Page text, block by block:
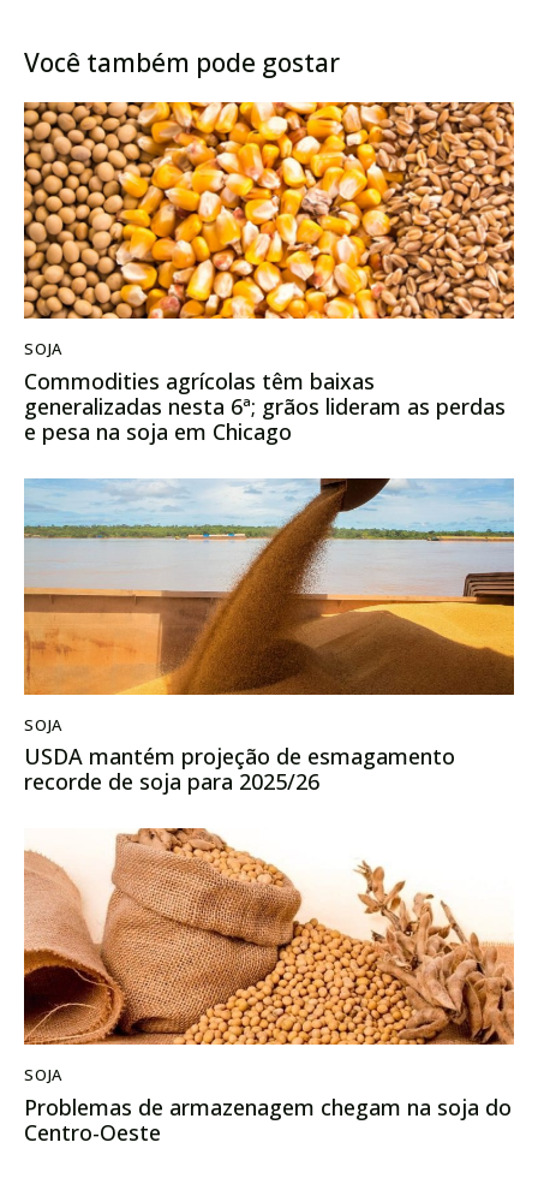
Você também pode gostar
SOJA
Commodities agrícolas têm baixas
generalizadas nesta 6ª; grãos lideram as perdas
e pesa na soja em Chicago
SOJA
USDA mantém projeção de esmagamento
recorde de soja para 2025/26
SOJA
Problemas de armazenagem chegam na soja do
Centro-Oeste